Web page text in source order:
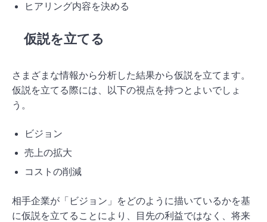
ヒアリング内容を決める
仮説を立てる
さまざまな情報から分析した結果から仮説を立てます。
仮説を立てる際には、以下の視点を持つとよいでしょ
う。
ビジョン
売上の拡大
コストの削減
相手企業が「ビジョン」をどのように描いているかを基
に仮説を立てることにより、目先の利益ではなく、将来